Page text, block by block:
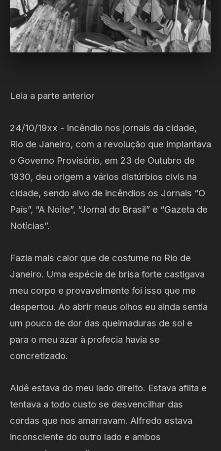
Leia a parte anterior
24/10/19xx - Incêndio nos jornais da cidade,
Rio de Janeiro, com a revolução que implantava
o Governo Provisório, em 23 de Outubro de
1930, deu origem a vários distúrbios civis na
cidade, sendo alvo de incêndios os Jornais “O
País”, “A Noite”, “Jornal do Brasil” e “Gazeta de
Notícias”.
Fazia mais calor que de costume no Rio de
Janeiro. Uma espécie de brisa forte castigava
meu corpo e provavelmente foi isso que me
despertou. Ao abrir meus olhos eu ainda sentia
um pouco de dor das queimaduras de sol e
para o meu azar à profecia havia se
concretizado.
Aidê estava do meu lado direito. Estava aflita e
tentava a todo custo se desvencilhar das
cordas que nos amarravam. Alfredo estava
inconsciente do outro lado e ambos